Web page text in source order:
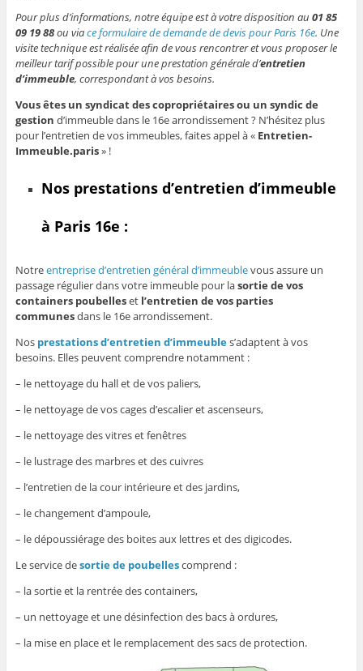
Pour plus d’informations, notre équipe est à votre disposition au 01 85
09 19 88ou viace formulaire de demande de devis pour Paris 16e. Une
visite technique est réalisée afin de vous rencontrer et vous proposer le
meilleur tarif possible pour une prestation générale d’entretien
d’immeuble, correspondant à vos besoins.
Vous êtes un syndicat des copropriétaires ou un syndic de
gestion d’immeuble dans le 16e arrondissement ? N’hésitez plus
pour l’entretien de vos immeubles, faites appel à « Entretien-
Immeuble.paris» !
Nos prestations d’entretien d’immeuble
à Paris 16e :
Notreentreprise d’entretien général d’immeublevous assure un
passage régulier dans votre immeuble pour lasortie de vos
containers poubelleset l’entretien de vos parties
communesdans le 16e arrondissement.
Nos prestations d’entretien d’immeubles’adaptent à vos
besoins. Elles peuvent comprendre notamment :
– le nettoyage du hall et de vos paliers,
– le nettoyage de vos cages d’escalier et ascenseurs,
– le nettoyage des vitres et fenêtres
– le lustrage des marbres et des cuivres
– l’entretien de la cour intérieure et des jardins,
– le changement d’ampoule,
– le dépoussiérage des boites aux lettres et des digicodes.
Le service desortie de poubellescomprend :
– la sortie et la rentrée des containers,
– un nettoyage et une désinfection des bacs à ordures,
– la mise en place et le remplacement des sacs de protection.